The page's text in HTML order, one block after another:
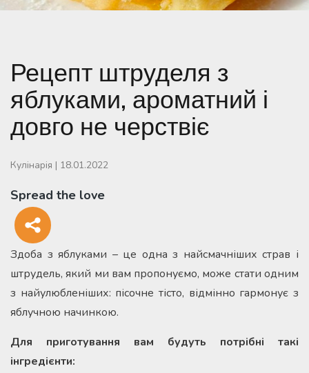
Рецепт штруделя з
яблуками, ароматний і
довго не черствіє
Кулінарія | 18.01.2022
Spread the love
Здоба з яблуками – це одна з найсмачніших страв і
штрудель, який ми вам пропонуємо, може стати одним
з найулюбленіших: пісочне тісто, відмінно гармонує з
яблучною начинкою.
Для приготування вам будуть потрібні такі
інгредієнти: